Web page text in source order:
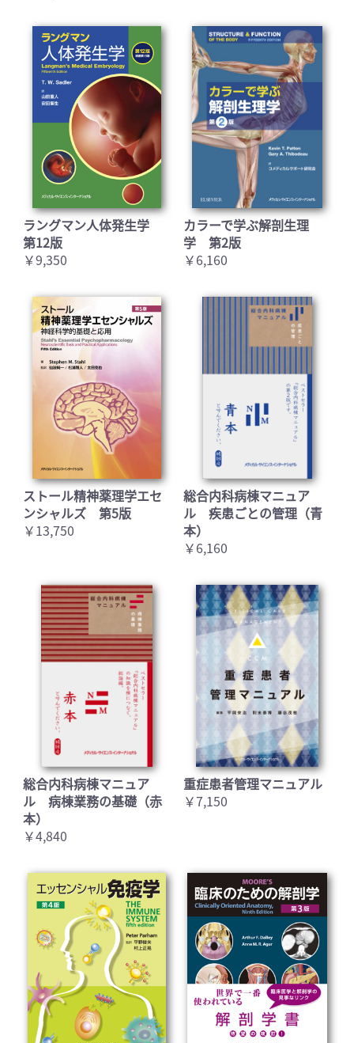
お買い物を続ける カートへ進む
ラングマン人体発生学
第12版
￥9,350
カラーで学ぶ解剖生理
学 第2版
￥6,160
ストール精神薬理学エセ
ンシャルズ 第5版
￥13,750
総合内科病棟マニュア
ル 疾患ごとの管理（青
本）
￥6,160
総合内科病棟マニュア
ル 病棟業務の基礎（赤
本）
￥4,840
重症患者管理マニュアル
￥7,150